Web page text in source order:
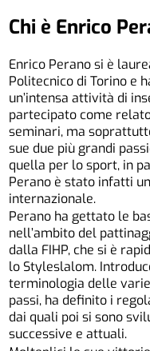
Chi è Enrico
Enrico Perano si è
Politecnico di Torino e
un’intensa attività di
partecipato come
seminari, ma
sue due più grandi
quella per lo sport, in
Perano è stato infatti
internazionale.
Perano ha gettato le
nell’ambito del
dalla FIHP, che si è
lo Styleslalom.
terminologia delle
passi, ha definito i
dai quali poi si sono
successive e attuali.